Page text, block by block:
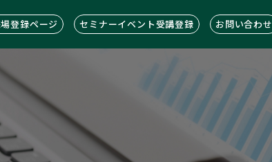
登録ページ セミナーイベント受講登録 お問い合わせ